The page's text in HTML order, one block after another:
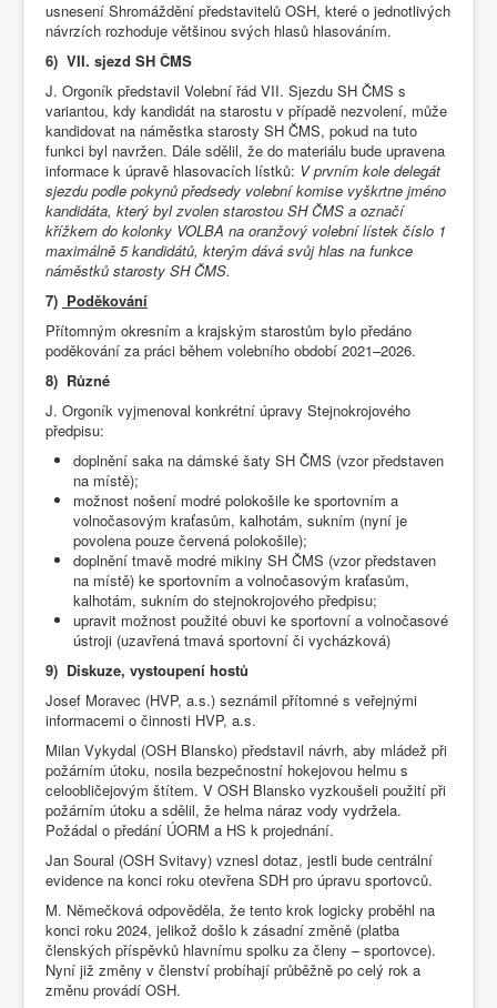
usnesení Shromáždění představitelů OSH, které o jednotlivých
návrzích rozhoduje většinou svých hlasů hlasováním.
6) VII. sjezd SH ČMS
J. Orgoník představil Volební řád VII. Sjezdu SH ČMS s
variantou, kdy kandidát na starostu v případě nezvolení, může
kandidovat na náměstka starosty SH ČMS, pokud na tuto
funkci byl navržen. Dále sdělil, že do materiálu bude upravena
informace k úpravě hlasovacích lístků: V prvním kole delegát
sjezdu podle pokynů předsedy volební komise vyškrtne jméno
kandidáta, který byl zvolen starostou SH ČMS a označí
křížkem do kolonky VOLBA na oranžový volební lístek číslo 1
maximálně 5 kandidátů, kterým dává svůj hlas na funkce
náměstků starosty SH ČMS.
7) Poděkování
Přítomným okresním a krajským starostům bylo předáno
poděkování za práci během volebního období 2021–2026.
8) Různé
J. Orgoník vyjmenoval konkrétní úpravy Stejnokrojového
předpisu:
doplnění saka na dámské šaty SH ČMS (vzor představen
na místě);
možnost nošení modré polokošile ke sportovním a
volnočasovým kraťasům, kalhotám, sukním (nyní je
povolena pouze červená polokošile);
doplnění tmavě modré mikiny SH ČMS (vzor představen
na místě) ke sportovním a volnočasovým kraťasům,
kalhotám, sukním do stejnokrojového předpisu;
upravit možnost použité obuvi ke sportovní a volnočasové
ústroji (uzavřená tmavá sportovní či vycházková)
9) Diskuze, vystoupení hostů
Josef Moravec (HVP, a.s.) seznámil přítomné s veřejnými
informacemi o činnosti HVP, a.s.
Milan Vykydal (OSH Blansko) představil návrh, aby mládež při
požárním útoku, nosila bezpečnostní hokejovou helmu s
celoobličejovým štítem. V OSH Blansko vyzkoušeli použití při
požárním útoku a sdělil, že helma náraz vody vydržela.
Požádal o předání ÚORM a HS k projednání.
Jan Soural (OSH Svitavy) vznesl dotaz, jestli bude centrální
evidence na konci roku otevřena SDH pro úpravu sportovců.
M. Němečková odpověděla, že tento krok logicky proběhl na
konci roku 2024, jelikož došlo k zásadní změně (platba
členských příspěvků hlavnímu spolku za členy – sportovce).
Nyní již změny v členství probíhají průběžně po celý rok a
změnu provádí OSH.